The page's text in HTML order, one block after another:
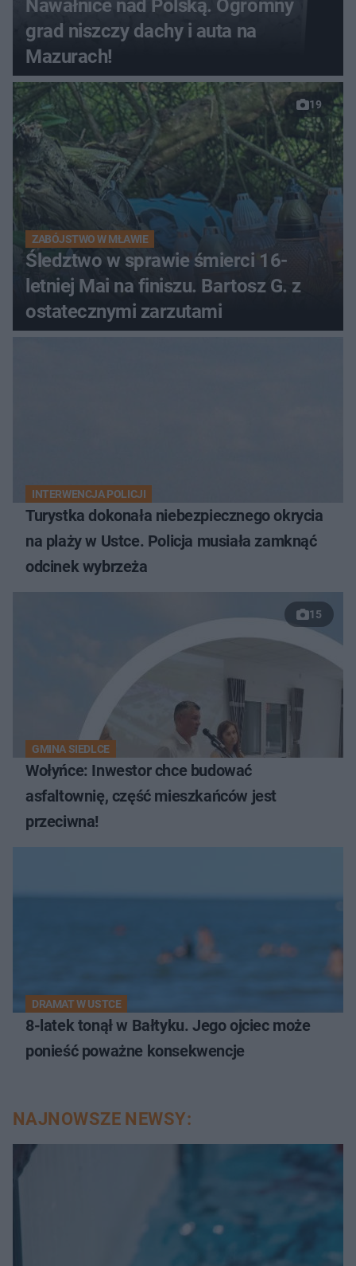
Nawałnice nad Polską. Ogromny
grad niszczy dachy i auta na
Mazurach!
19
ZABÓJSTWO W MŁAWIE
Śledztwo w sprawie śmierci 16-
letniej Mai na finiszu. Bartosz G. z
ostatecznymi zarzutami
INTERWENCJA POLICJI
Turystka dokonała niebezpiecznego okrycia
na plaży w Ustce. Policja musiała zamknąć
odcinek wybrzeża
15
GMINA SIEDLCE
Wołyńce: Inwestor chce budować
asfaltownię, część mieszkańców jest
przeciwna!
DRAMAT W USTCE
8-latek tonął w Bałtyku. Jego ojciec może
ponieść poważne konsekwencje
NAJNOWSZE NEWSY: